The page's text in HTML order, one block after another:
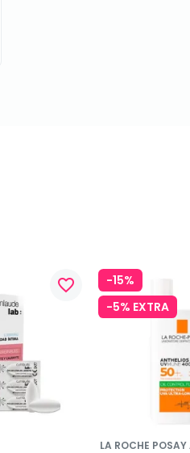
favorite_border
-15%
-5% EXTRA
LA ROCHE